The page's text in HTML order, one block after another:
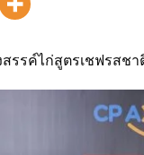
สรรค์ไก่สูตรเชฟรส